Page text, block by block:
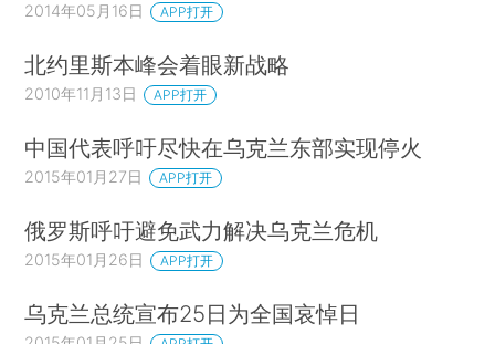
2014年05月16日 APP打开
北约里斯本峰会着眼新战略
2010年11月13日 APP打开
中国代表呼吁尽快在乌克兰东部实现停火
2015年01月27日 APP打开
俄罗斯呼吁避免武力解决乌克兰危机
2015年01月26日 APP打开
乌克兰总统宣布25日为全国哀悼日